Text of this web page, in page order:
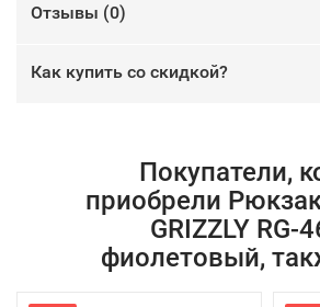
Отзывы (0)
Как купить со скидкой?
Покупатели,
приобрели
GRIZZLY RG-
фиолетовый,